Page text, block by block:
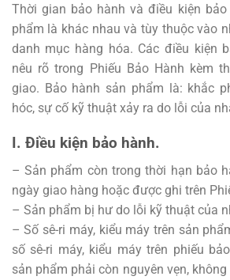
Thời gian bảo hành và điều kiện
phẩm là khác nhau và tùy thuộc vào
danh mục hàng hóa. Các điều kiện
nêu rõ trong Phiếu Bảo Hành kèm
giao. Bảo hành sản phẩm là: khắc
hóc, sự cố kỹ thuật xảy ra do lỗi của
I. Điều kiện bảo hành.
– Sản phẩm còn trong thời hạn bảo
ngày giao hàng hoặc được ghi trên
– Sản phẩm bị hư do lỗi kỹ thuật của
– Số sê-ri máy, kiểu máy trên sản
số sê-ri máy, kiểu máy trên phiếu
sản phẩm phải còn nguyên vẹn,